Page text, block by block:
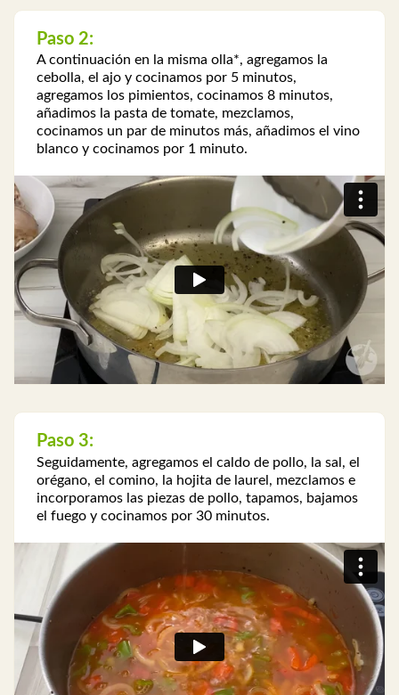
Paso 2:
A continuación en la misma olla*, agregamos la
cebolla, el ajo y cocinamos por 5 minutos,
agregamos los pimientos, cocinamos 8 minutos,
añadimos la pasta de tomate, mezclamos,
cocinamos un par de minutos más, añadimos el vino
blanco y cocinamos por 1 minuto.
Paso 3:
Seguidamente, agregamos el caldo de pollo, la sal, el
orégano, el comino, la hojita de laurel, mezclamos e
incorporamos las piezas de pollo, tapamos, bajamos
el fuego y cocinamos por 30 minutos.